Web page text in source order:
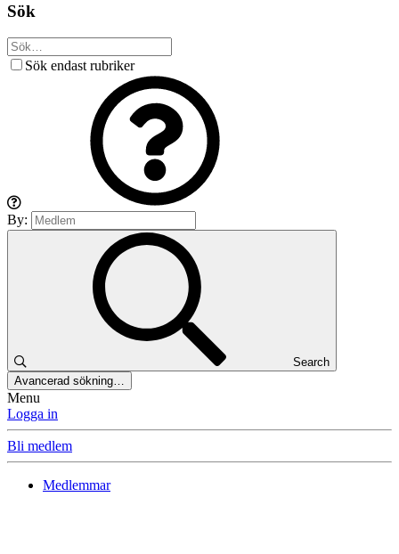
Sök
Sök endast rubriker
By:
Search
Avancerad sökning…
Menu
Logga in
Bli medlem
Medlemmar